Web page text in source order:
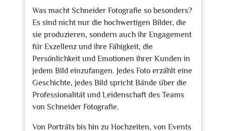
Was macht Schneider Fotografie so besonders?
Es sind nicht nur die hochwertigen Bilder, die
sie produzieren, sondern auch ihr Engagement
für Exzellenz und ihre Fähigkeit, die
Persönlichkeit und Emotionen ihrer Kunden in
jedem Bild einzufangen. Jedes Foto erzählt eine
Geschichte, jedes Bild spricht Bände über die
Professionalität und Leidenschaft des Teams
von Schneider Fotografie.
Von Porträts bis hin zu Hochzeiten, von Events